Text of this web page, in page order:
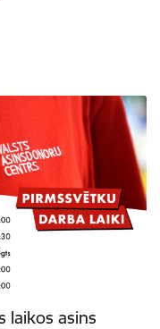
laikos asins